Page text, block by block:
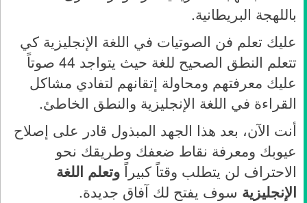
باللهجة البريطانية.
عليك تعلم فن الصوتيات في اللغة الإنجليزية كي
تتعلم النطق الصحيح للغة حيث يتواجد 44 صوتاً
عليك معرفتهم ومحاولة إتقانهم لتفادي مشاكل
القراءة في اللغة الإنجليزية والنطق الخاطئ.
أنت الآن، بعد هذا الجهد المبذول قادر على إصلاح
عيوبك ومعرفة نقاط ضعفك وطريقك نحو
الاحتراف لن يتطلب وقتاً كبيراً وتعلم اللغة
الإنجليزية سوف يفتح لك آفاق جديدة.